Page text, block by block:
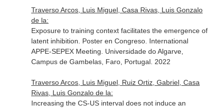
Traverso Arcos, Luis Miguel, Casa Rivas, Luis Gonzalo
de la:
Exposure to training context facilitates the emergence of
latent inhibition. Poster en Congreso. International
APPE-SEPEX Meeting. Universidade do Algarve,
Campus de Gambelas, Faro, Portugal. 2022
Traverso Arcos, Luis Miguel, Ruiz Ortiz, Gabriel, Casa
Rivas, Luis Gonzalo de la:
Increasing the CS-US interval does not induce an